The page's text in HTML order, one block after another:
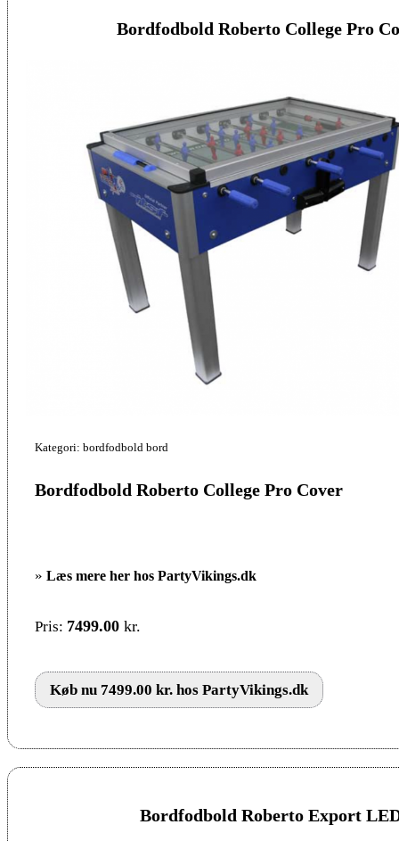
Bordfodbold Roberto College Pro
Kategori: bordfodbold bord
Bordfodbold Roberto College Pro Cover
» Læs mere her hos PartyVikings.dk
Pris: 7499.00 kr.
Køb nu 7499.00 kr. hos PartyVikings.dk
Bordfodbold Roberto Export